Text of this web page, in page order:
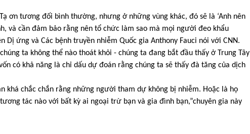
ơn tương đối bình thường, nhưng ở những vùng khác, đó sẽ là ‘Anh nên
và cần đảm bảo rằng nên tổ chức làm sao mà mọi người đeo khẩu
Dị ứng và Các bệnh truyền nhiễm Quốc gia Anthony Fauci nói với CNN.
ta không thể nào thoát khỏi - chúng ta đang bắt đầu thấy ở Trung Tây
có khả năng là chỉ dấu dự đoán rằng chúng ta sẽ thấy đà tăng của dịch
khá chắc chắn rằng những người tham dự không bị nhiễm. Hoặc là họ
tác nào với bất kỳ ai ngoại trừ bạn và gia đình bạn,”chuyên gia này